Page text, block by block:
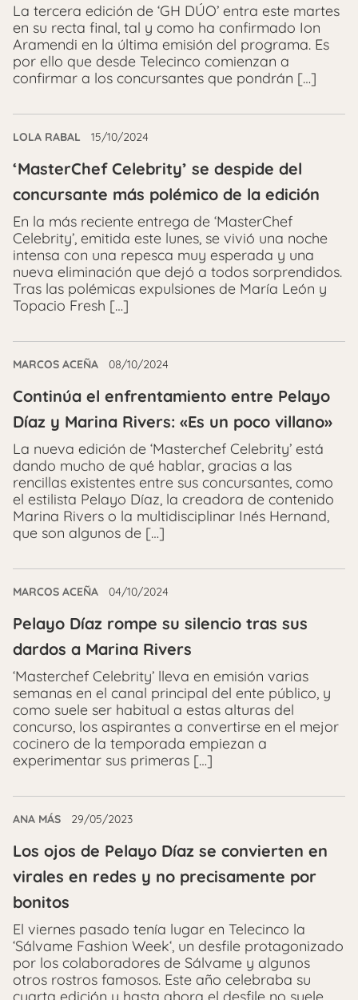
La tercera edición de ‘GH DÚO’ entra este martes
en su recta final, tal y como ha confirmado Ion
Aramendi en la última emisión del programa. Es
por ello que desde Telecinco comienzan a
confirmar a los concursantes que pondrán […]
LOLA RABAL 15/10/2024
‘MasterChef Celebrity’ se despide del
concursante más polémico de la edición
En la más reciente entrega de ‘MasterChef
Celebrity’, emitida este lunes, se vivió una noche
intensa con una repesca muy esperada y una
nueva eliminación que dejó a todos sorprendidos.
Tras las polémicas expulsiones de María León y
Topacio Fresh […]
MARCOS ACEÑA 08/10/2024
Continúa el enfrentamiento entre Pelayo
Díaz y Marina Rivers: «Es un poco villano»
La nueva edición de ‘Masterchef Celebrity’ está
dando mucho de qué hablar, gracias a las
rencillas existentes entre sus concursantes, como
el estilista Pelayo Díaz, la creadora de contenido
Marina Rivers o la multidisciplinar Inés Hernand,
que son algunos de […]
MARCOS ACEÑA 04/10/2024
Pelayo Díaz rompe su silencio tras sus
dardos a Marina Rivers
‘Masterchef Celebrity’ lleva en emisión varias
semanas en el canal principal del ente público, y
como suele ser habitual a estas alturas del
concurso, los aspirantes a convertirse en el mejor
cocinero de la temporada empiezan a
experimentar sus primeras […]
ANA MÁS 29/05/2023
Los ojos de Pelayo Díaz se convierten en
virales en redes y no precisamente por
bonitos
El viernes pasado tenía lugar en Telecinco la
‘Sálvame Fashion Week‘, un desfile protagonizado
por los colaboradores de Sálvame y algunos
otros rostros famosos. Este año celebraba su